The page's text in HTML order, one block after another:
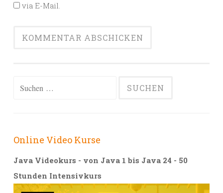
via E-Mail.
Suchen
Online Video Kurse
Java Videokurs - von Java 1 bis Java 24 - 50
Stunden Intensivkurs